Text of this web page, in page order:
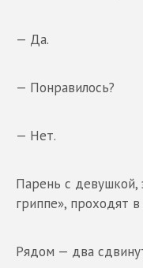
— Да.
— Понравилось?
— Нет.
Парень с девушкой,
гриппе», проходят в
Рядом — два